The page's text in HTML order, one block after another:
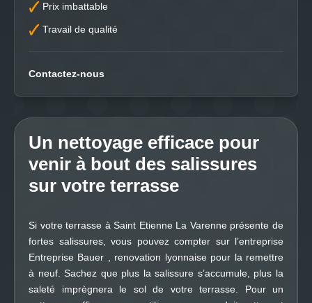
Prix imbattable
Travail de qualité
Contactez-nous
Un nettoyage efficace pour
venir à bout des salissures
sur votre terrasse
Si votre terrasse à Saint Etienne La Varenne présente de
fortes salissures, vous pouvez compter sur l’entreprise
Entreprise Bauer , renovation lyonnaise pour la remettre
à neuf. Sachez que plus la salissure s’accumule, plus la
saleté imprègnera le sol de votre terrasse. Pour un